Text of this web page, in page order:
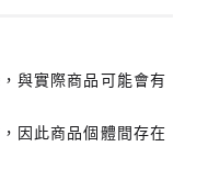
與實際商品可能會有
因此商品個體間存在